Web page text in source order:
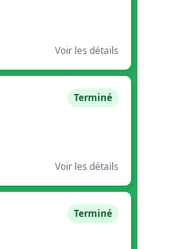
Voir les détails
Terminé
Voir les détails
Terminé